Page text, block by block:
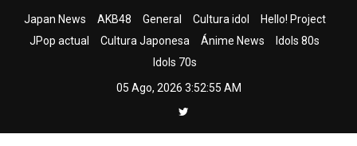
Japan News AKB48 General Cultura idol
Hello! Project
JPop actual
Cultura Japonesa Ánime News
Idols 80s
Idols 70s
05 Ago, 2026 3:52:56 AM